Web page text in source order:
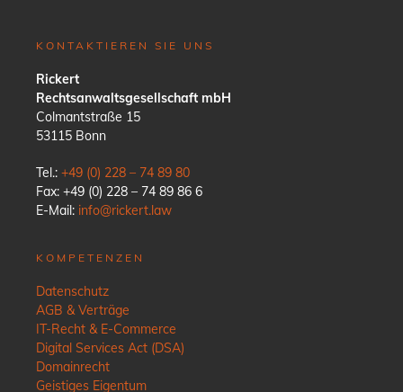
KONTAKTIEREN SIE UNS
Rickert
Rechtsanwaltsgesellschaft mbH
Colmantstraße 15
53115 Bonn
Tel.: +49 (0) 228 – 74 89 80
Fax: +49 (0) 228 – 74 89 86 6
E-Mail: info@rickert.law
KOMPETENZEN
Datenschutz
AGB & Verträge
IT-Recht & E-Commerce
Digital Services Act (DSA)
Domainrecht
Geistiges Eigentum